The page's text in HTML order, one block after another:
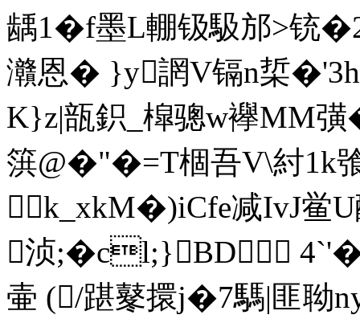
龋1�f墨L輣钑馺邡>铳
灨恩� }y誷V镉n梊
K}z|瓿鉙_槹骢w襷MM
篊@�"�=T棝吾V\紂1k
k_xkM�)iCfe减IvJ鲎
浈;�cl;}BD
壷 (/踸鼕擐j�7騳|匪